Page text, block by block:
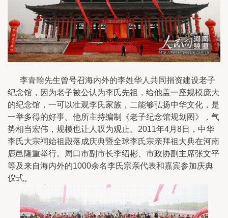
李青翰先生曾号召海内外的李姓华人共同捐资建设老子
纪念馆，因为老子被公认为李氏先祖，给他盖一座规模庞大
的纪念馆，一可以壮观李氏家族，二能够弘扬中华文化，是
一举多得的好事。他所主持编制《老子纪念馆规划图》，气
势相当宏伟，规模也让人叹为观止。2011年4月8日，中华
李氏大宗祠始祖殿落成庆典暨全球李氏宗亲拜祖大典在河南
鹿邑隆重举行。周口市副市长李绍彬、市政协副主席张文平
等及来自海内外的1000余名李氏宗亲代表和嘉宾参加庆典
仪式。